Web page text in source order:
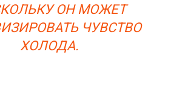
ОН МОЖЕТ
ЧУВСТВО
ХОЛОДА.